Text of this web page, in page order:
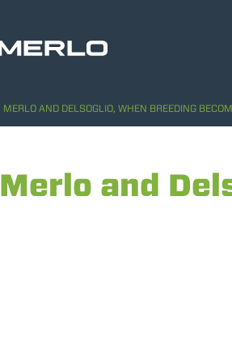
MERLO AND DELSOGLIO, WHEN BREEDING
Merlo and